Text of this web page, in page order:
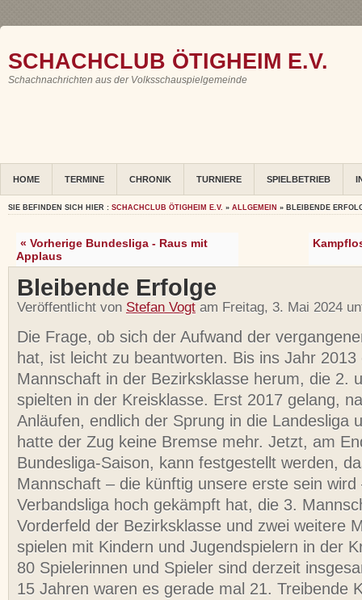
SCHACHCLUB ÖTIGHEIM E.V.
Schachnachrichten aus der Volksschauspielgemeinde
HOME TERMINE CHRONIK TURNIERE SPIELBETRIEB
SIE BEFINDEN SICH HIER : SCHACHCLUB ÖTIGHEIM E.V. » ALLGEMEIN » BLEIBENDE
« Vorherige Bundesliga - Raus mit
Applaus
Bleibende Erfolge
Veröffentlicht von Stefan Vogt am Freitag, 3. Mai 2024
Die Frage, ob sich der Aufwand der
hat, ist leicht zu beantworten. Bis ins Jahr
Mannschaft in der Bezirksklasse herum, die 2.
spielten in der Kreisklasse. Erst 2017 gelang,
Anläufen, endlich der Sprung in die Landesliga
hatte der Zug keine Bremse mehr. Jetzt, am
Bundesliga-Saison, kann festgestellt werden,
Mannschaft – die künftig unsere erste sein wird
Verbandsliga hoch gekämpft hat, die 3.
Vorderfeld der Bezirksklasse und zwei weitere
spielen mit Kindern und Jugendspielern in der
80 Spielerinnen und Spieler sind derzeit
15 Jahren waren es gerade mal 21. Treibende